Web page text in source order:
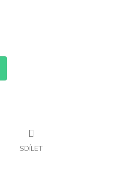
SDÍLET